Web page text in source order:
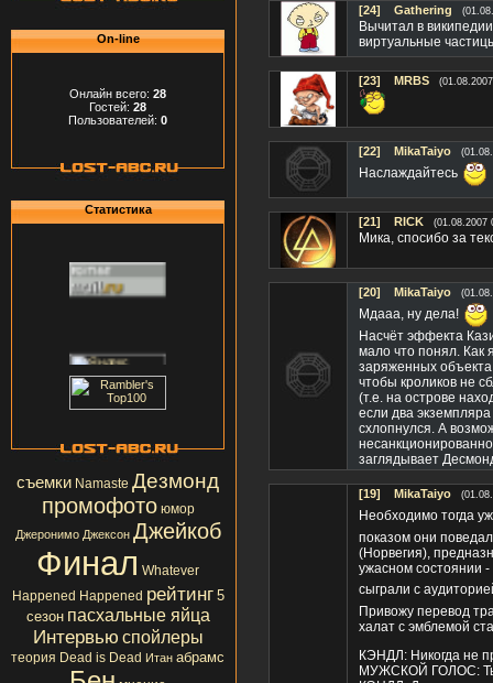
On-line
Онлайн всего: 28
Гостей: 28
Пользователей: 0
Статистика
съемки Namaste Дезмонд
промофото юмор
Джеронимо Джексон Джейкоб
Финал Whatever
Happened Happened рейтинг 5
сезон пасхальные яйца
Интервью спойлеры
теория Dead is Dead Итан абрамс
[24] Gathering
Вычитал в
виртуальные
[23] MRBS
[22] MikaTaiyo
Наслаждайтесь
[21] RICK (01.08.2007
Мика, спосибо за
[20] MikaTaiyo
Мдааа, ну дела!
Насчёт эффекта
мало что понял. Как
заряженных объекта
чтобы кроликов не
(т.е. на острове
если два
схлопнулся. А
заглядывает
[19] MikaTaiyo
Необходимо тогда
показом они
(Норвегия),
ужасном состоянии
сыграли с
Привожу перевод
халат с эмблемой
КЭНДЛ: Никогда не
МУЖСКОЙ ГОЛОС: Ты